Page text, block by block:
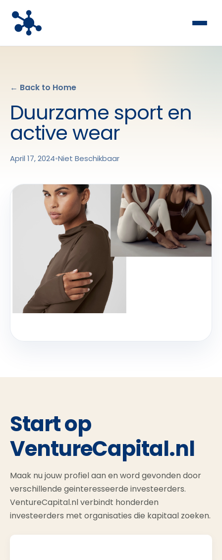
← Back to Home
Duurzame sport en
active wear
April 17, 2024•Niet Beschikbaar
Start op
VentureCapital.nl
Maak nu jouw profiel aan en word gevonden door
verschillende geinteresseerde investeerders.
VentureCapital.nl verbindt honderden
investeerders met organisaties die kapitaal zoeken.